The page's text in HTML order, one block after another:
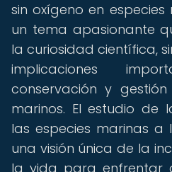
sin oxígeno en
un tema apasionante
la curiosidad científica,
implicaciones
conservación y
marinos. El estudio de
las especies marinas a
una visión única de la
la vida para enfrentar